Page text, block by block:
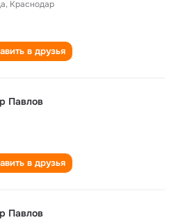
, Краснодар
в друзья
Павлов
в друзья
Павлов